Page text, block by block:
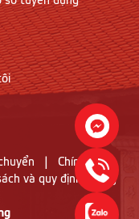
Chính sách
và quy định chung